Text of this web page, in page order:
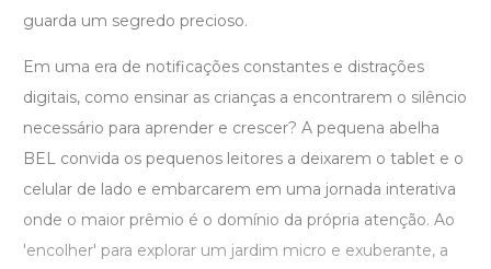
guarda um segredo precioso.
Em uma era de notificações constantes e distrações
digitais, como ensinar as crianças a encontrarem o silêncio
necessário para aprender e crescer? A pequena abelha
BEL convida os pequenos leitores a deixarem o tablet e o
celular de lado e embarcarem em uma jornada interativa
onde o maior prêmio é o domínio da própria atenção. Ao
'encolher' para explorar um jardim micro e exuberante, a